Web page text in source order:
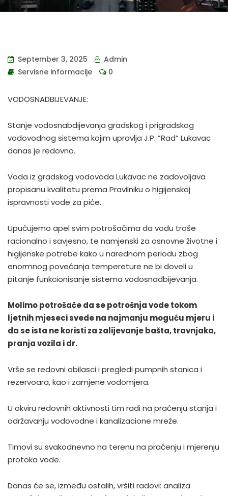
September 3, 2025
Admin
Servisne informacije
0
VODOSNADBIJEVANJE:
Stanje vodosnabdijevanja gradskog i prigradskog
vodovodnog sistema kojim upravlja J.P. ”Rad” Lukavac
danas je redovno.
Voda iz gradskog vodovoda Lukavac ne zadovoljava
propisanu kvalitetu prema Pravilniku o higijenskoj
ispravnosti vode za piće.
Upućujemo apel svim potrošačima da vodu troše
racionalno i savjesno, te namjenski za osnovne životne i
higijenske potrebe kako u narednom periodu zbog
enormnog povećanja tempereture ne bi doveli u
pitanje funkcionisanje sistema vodosnadbijevanja.
Molimo potrošače da se potrošnja vode tokom
ljetnih mjeseci svede na najmanju moguću mjeru i
da se ista ne koristi za zalijevanje bašta, travnjaka,
pranja vozila i dr.
Vrše se redovni obilasci i pregledi pumpnih stanica i
rezervoara, kao i zamjene vodomjera.
U okviru redovnih aktivnosti tim radi na praćenju stanja i
održavanju vodovodne i kanalizacione mreže.
Timovi su svakodnevno na terenu na praćenju i mjerenju
protoka vode.
Danas će se, između ostalih, vršiti radovi: analiza